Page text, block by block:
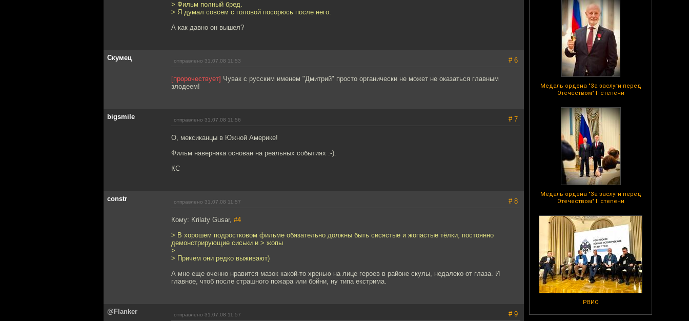
Медаль ордена "За заслуги перед
Отечеством" II степени
Медаль ордена "За заслуги перед
Отечеством" II степени
РВИО
> Фильм полный бред.
> Я думал совсем с головой посорюсь после него.
А как давно он вышел?
Скумец отправлено 31.07.08 11:53 # 6
[пророчествует] Чувак с русским именем "Дмитрий" просто органически не может не оказаться главным
злодеем!
bigsmile отправлено 31.07.08 11:56 # 7
О, мексиканцы в Южной Америке!
Фильм наверняка основан на реальных событиях :-).
КС
constr отправлено 31.07.08 11:57 # 8
Кому: Krilaty Gusar, #4
> В хорошем подростковом фильме обязательно должны быть сисястые и жопастые тёлки, постоянно
демонстрирующие сиськи и > жопы
>
> Причем они редко выживают)
А мне еще оченно нравится мазок какой-то хренью на лице героев в районе скулы, недалеко от глаза. И
главное, чтоб после страшного пожара или бойни, ну типа екстрима.
@Flanker отправлено 31.07.08 11:57 # 9